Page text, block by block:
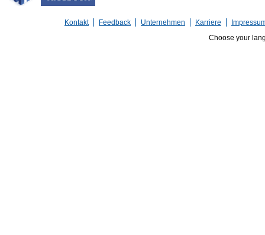
Kontakt Feedback Unternehmen Karriere
Choose your